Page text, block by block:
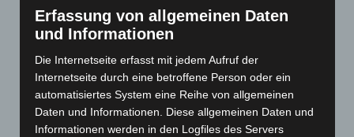
Juli 2024
Juni 2024(107)
Mai 2024(149)
April 2024(102)
März 2024(103)
Februar 2024(103)
Erfassung von allgemeinen Daten
und Informationen
Die Internetseite erfasst mit jedem Aufruf der
Internetseite durch eine betroffene Person oder ein
automatisiertes System eine Reihe von allgemeinen
Daten und Informationen. Diese allgemeinen Daten und
Informationen werden in den Logfiles des Servers